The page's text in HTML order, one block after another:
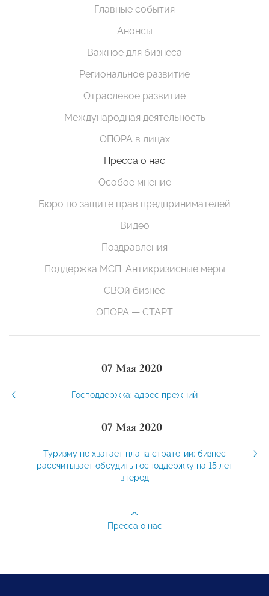
Главные события
Анонсы
Важное для бизнеса
Региональное развитие
Отраслевое развитие
Международная деятельность
ОПОРА в лицах
Пресса о нас
Особое мнение
Бюро по защите прав предпринимателей
Видео
Поздравления
Поддержка МСП. Антикризисные меры
СВОй бизнес
ОПОРА — СТАРТ
07 Мая 2020
Господдержка: адрес прежний
07 Мая 2020
Туризму не хватает плана стратегии: бизнес
рассчитывает обсудить господдержку на 15 лет
вперед
Пресса о нас